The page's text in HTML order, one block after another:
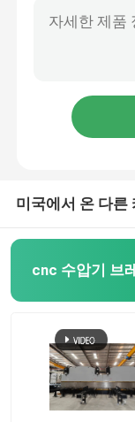
전등 기둥 기계
전등 기둥 문
Highmast와
길이 기계를 잘라
테이퍼 절단기
기압판 기
고성능 똑
미국에서 온 다른
cnc 수압기 브